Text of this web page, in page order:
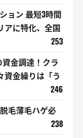
ョン 最短3時間
アに特化、全国
253
金調達！クラ
資金繰りは「う
246
毛薄毛ハゲ必
238